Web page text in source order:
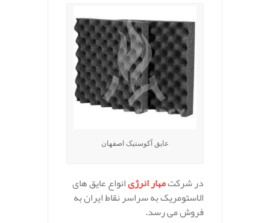
عایق آکوستیک اصفهان
در شرکتمهار انرژیانواع عایق های
الاستومریک به سراسر نقاط ایران به
فروش می رسد.